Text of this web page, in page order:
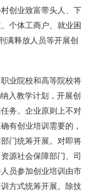
创业致富带头人、下
个体工商户、就业困
满释放人员等开展创
业院校和高等院校将
入教学计划，开展创
务。企业原则上不对
有创业培训需要的，
门统筹开展。对即将
源社会保障部门、司
员参加创业培训由市
方式统筹开展。除技